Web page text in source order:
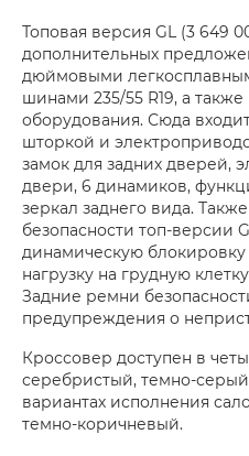
Топовая версия GL (3 649
дополнительных
дюймовыми
шинами 235/55 R19, а
оборудования. Сюда
шторкой и
замок для задних дверей,
двери, 6 динамиков,
зеркал заднего вида.
безопасности топ-версии
динамическую блокировку
нагрузку на грудную
Задние ремни
предупреждения о
Кроссовер доступен в
серебристый, темно-
вариантах исполнения
темно-коричневый.